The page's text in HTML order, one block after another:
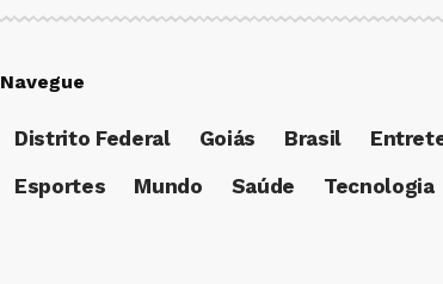
Navegue
Distrito Federal Goiás Brasil
Esportes
Mundo Saúde Tecnologia